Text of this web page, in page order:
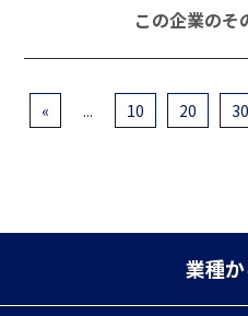
この企業のそ
« ... 10 20 30
業種